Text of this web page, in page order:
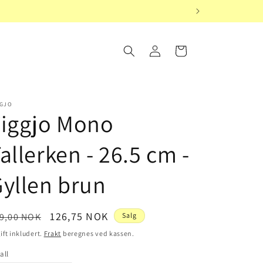
Logg
inn
Handlekurv
Mono
- 26.5 cm -
brun
NOK Salgspris
126,75 NOK Salg
inkludert. Frakt beregnes ved kassen.